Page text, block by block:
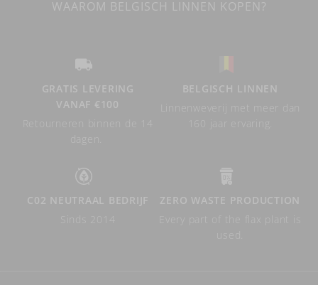
WAAROM BELGISCH LINNEN KOPEN?
GRATIS LEVERING
VANAF €100
BELGISCH LINNEN
Linnenweverij met meer dan
C02 NEUTRAAL BEDRIJF
ZERO WASTE PRODUCTION